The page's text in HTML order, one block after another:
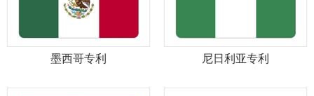
墨西哥专利 尼日利亚专利